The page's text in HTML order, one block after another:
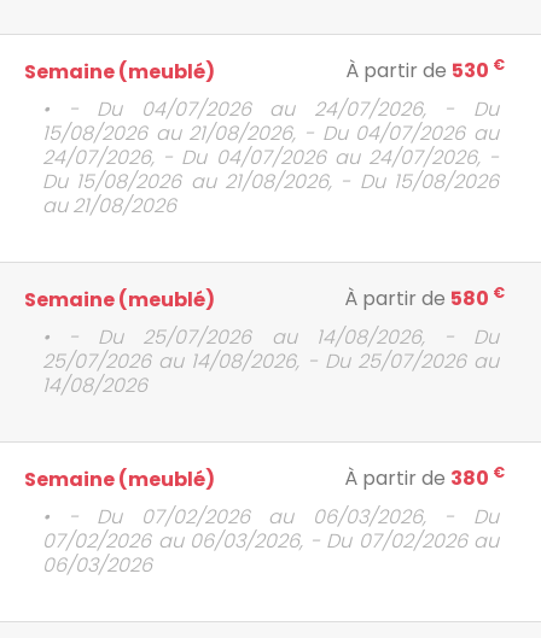
Semaine (meublé) À partir de 530 €
• - Du 04/07/2026 au 24/07/2026, - Du
15/08/2026 au 21/08/2026, - Du 04/07/2026 au
24/07/2026, - Du 04/07/2026 au 24/07/2026, -
Du 15/08/2026 au 21/08/2026, - Du 15/08/2026
au 21/08/2026
Semaine (meublé) À partir de 580 €
• - Du 25/07/2026 au 14/08/2026, - Du
25/07/2026 au 14/08/2026, - Du 25/07/2026 au
14/08/2026
Semaine (meublé) À partir de 380 €
• - Du 07/02/2026 au 06/03/2026, - Du
07/02/2026 au 06/03/2026, - Du 07/02/2026 au
06/03/2026